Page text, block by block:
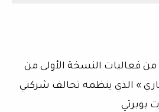
من فعاليات النسخة الأولى من
» الذي ينظمه تحالف شركتي
بوبرتي